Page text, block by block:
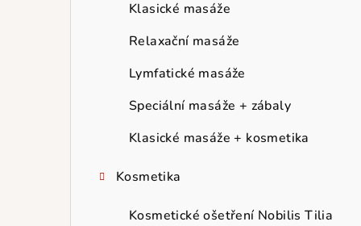
Klasické masáže
Relaxační masáže
Lymfatické masáže
Speciální masáže + zábaly
Klasické masáže + kosmetika
Kosmetika
Kosmetické ošetření Nobilis Tilia